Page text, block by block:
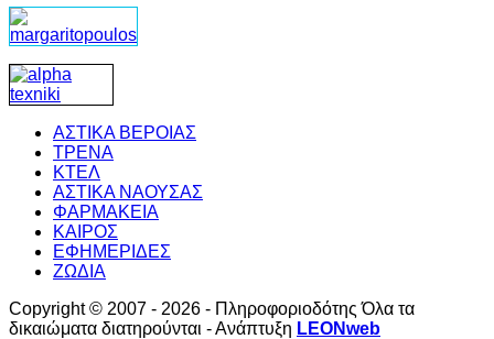
ΑΣΤΙΚΑ ΒΕΡΟΙΑΣ
ΤΡΕΝΑ
ΚΤΕΛ
ΑΣΤΙΚΑ ΝΑΟΥΣΑΣ
ΦΑΡΜΑΚΕΙΑ
ΚΑΙΡΟΣ
ΕΦΗΜΕΡΙΔΕΣ
ΖΩΔΙΑ
Copyright © 2007 - 2026 - Πληροφοριοδότης Όλα τα
δικαιώματα διατηρούνται - Ανάπτυξη LEONweb